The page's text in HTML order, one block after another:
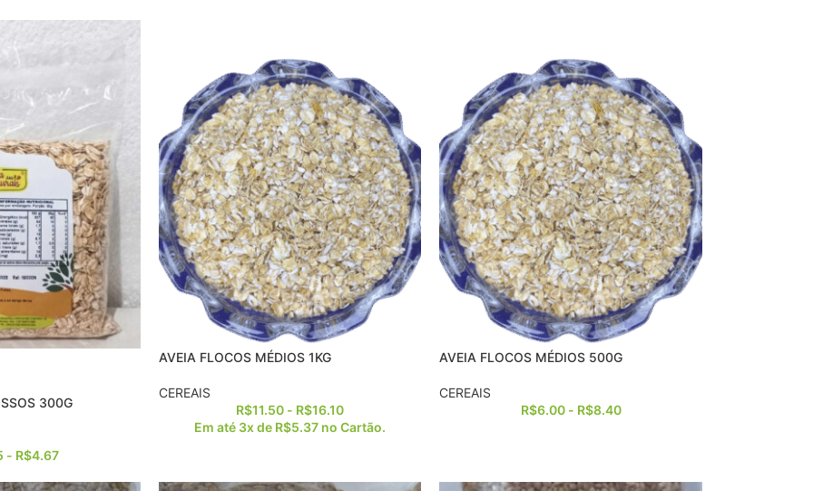
300G
- R$4.67
AVEIA FLOCOS MÉDIOS 1KG
CEREAIS
R$11.50- R$16.10
Em até 3x de R$5.37 no Cartão.
AVEIA FLOCOS MÉDIOS 500G
CEREAIS
R$6.00- R$8.40